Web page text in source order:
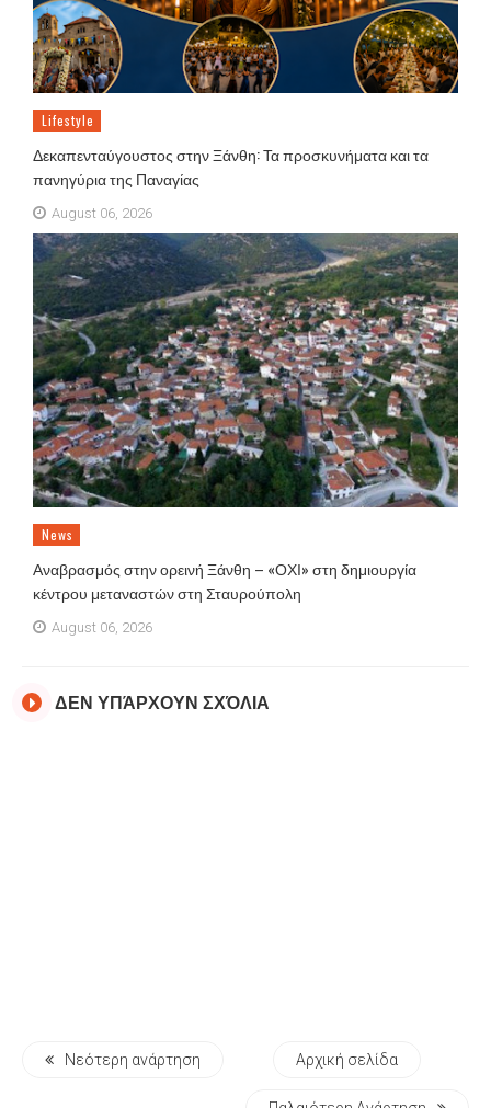
Lifestyle
Δεκαπενταύγουστος στην Ξάνθη: Τα προσκυνήματα και τα
πανηγύρια της Παναγίας
August 06, 2026
News
Αναβρασμός στην ορεινή Ξάνθη – «ΟΧΙ» στη δημιουργία
κέντρου μεταναστών στη Σταυρούπολη
August 06, 2026
ΔΕΝ ΥΠΆΡΧΟΥΝ ΣΧΌΛΙΑ
Νεότερη ανάρτηση Αρχική σελίδα